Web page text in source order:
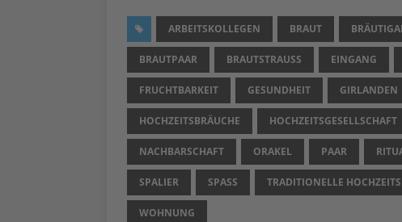
ARBEITSKOLLEGEN BRAUT
BRAUTPAAR BRAUTSTRAUSS EINGANG
FRUCHTBARKEIT GESUNDHEIT GIRLANDEN
HOCHZEITSBRÄUCHE HOCHZEITSGESELLSCHAFT
NACHBARSCHAFT ORAKEL PAAR
SPALIER SPASS TRADITIONELLE
WOHNUNG